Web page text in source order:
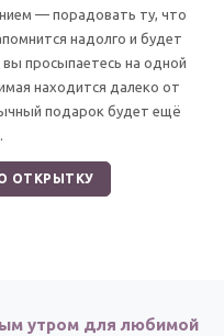
— порадовать ту, что
надолго и будет
вы просыпаетесь на одной
находится далеко от
подарок будет ещё
ОТКРЫТКУ
утром для любимой